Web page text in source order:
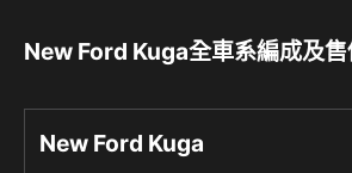
New Ford Kuga全車系編成及
New Ford Kuga